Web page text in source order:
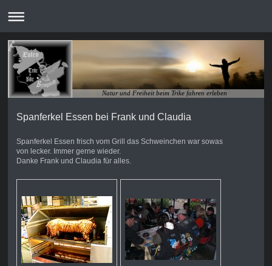
Natur und Freiheit beim Trike fahren erleben
Spanferkel Essen bei Frank und Claudia
Spanferkel Essen frisch vom Grill das Schweinchen war sowas
von lecker. Immer gerne wieder.
Danke Frank und Claudia für alles.